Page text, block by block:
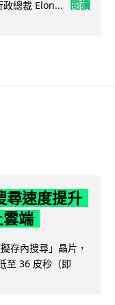
政總裁 Elon...
閱讀
尋速度提升
端
存內搜尋」晶片，
至 36 皮秒（即